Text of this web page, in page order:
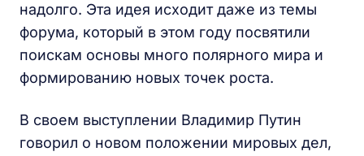
надолго. Эта идея исходит даже из темы
форума, который в этом году посвятили
поискам основы много полярного мира и
формированию новых точек роста.
В своем выступлении Владимир Путин
говорил о новом положении мировых дел,